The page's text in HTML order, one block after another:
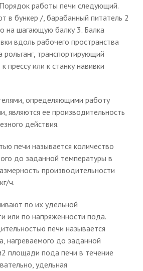
Порядок работы печи следующий.
в бункер /, барабанный питатель 2
на шагающую балку 3. Балка
вдоль рабочего пространства
транспортирующий
прессу или к станку навивки
определяющими работу
являются ее производительность
действия.
печи называется количество
до заданной температуры в
производительности
ч.
по их удельной
или по напряженности пода.
печи называется
нагреваемого до заданной
площади пода печи в течение
удельная